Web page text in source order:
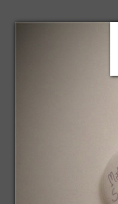
Direkt zum Inhalt